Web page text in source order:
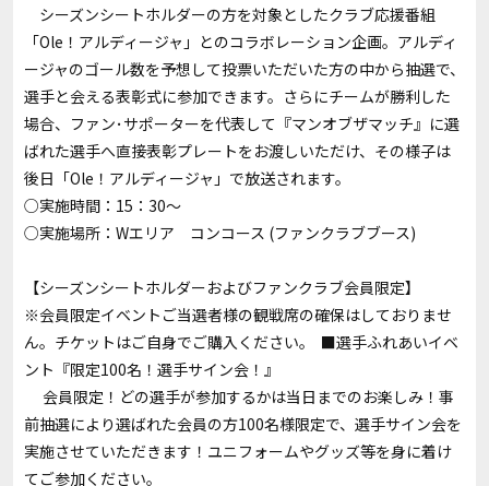
シーズンシートホルダーの方を対象としたクラブ応援番組
「Ole！アルディージャ」とのコラボレーション企画。アルディ
ージャのゴール数を予想して投票いただいた方の中から抽選で、
選手と会える表彰式に参加できます。さらにチームが勝利した
場合、ファン･サポーターを代表して『マンオブザマッチ』に選
ばれた選手へ直接表彰プレートをお渡しいただけ、その様子は
後日「Ole！アルディージャ」で放送されます。
○実施時間：15：30～
○実施場所：Wエリア コンコース (ファンクラブブース)
【シーズンシートホルダーおよびファンクラブ会員限定】
※会員限定イベントご当選者様の観戦席の確保はしておりませ
ん。チケットはご自身でご購入ください。 ■選手ふれあいイベ
ント『限定100名！選手サイン会！』
会員限定！どの選手が参加するかは当日までのお楽しみ！事
前抽選により選ばれた会員の方100名様限定で、選手サイン会を
実施させていただきます！ユニフォームやグッズ等を身に着け
てご参加ください。